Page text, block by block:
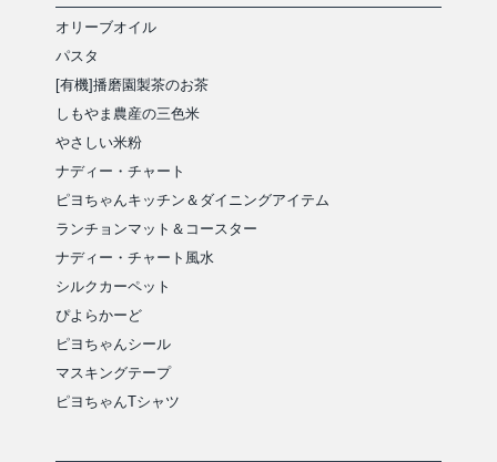
オリーブオイル
パスタ
[有機]播磨園製茶のお茶
しもやま農産の三色米
やさしい米粉
ナディー・チャート
ピヨちゃんキッチン＆ダイニングアイテム
ランチョンマット＆コースター
ナディー・チャート風水
シルクカーペット
ぴよらかーど
ピヨちゃんシール
マスキングテープ
ピヨちゃんTシャツ